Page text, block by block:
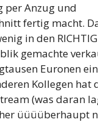
per Anzug und
fertig macht.
in den
gemachte
Euronen
Kollegen hat
(was daran
üüüüberhaupt